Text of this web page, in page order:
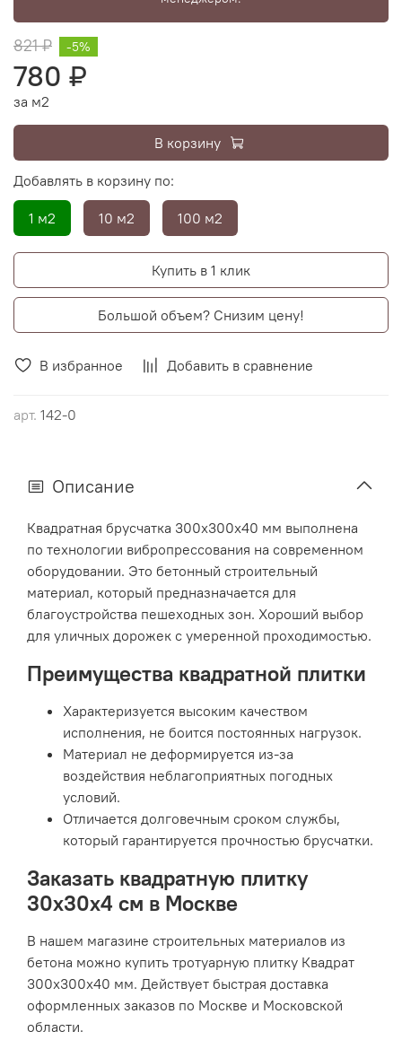
В избранное Добавить в сравнение
арт. 142-0
821 ₽
780 ₽
-5%
за м2
В корзину
Добавлять в корзину по:
1 м2 10 м2 100 м2
Купить в 1 клик
Большой объем? Снизим цену!
Описание
Квадратная брусчатка 300х300х40 мм выполнена
по технологии вибропрессования на современном
оборудовании. Это бетонный строительный
материал, который предназначается для
благоустройства пешеходных зон. Хороший выбор
для уличных дорожек с умеренной проходимостью.
Преимущества квадратной плитки
Характеризуется высоким качеством
исполнения, не боится постоянных нагрузок.
Материал не деформируется из-за
воздействия неблагоприятных погодных
условий.
Отличается долговечным сроком службы,
который гарантируется прочностью брусчатки.
Заказать квадратную плитку
30х30х4 см в Москве
В нашем магазине строительных материалов из
бетона можно купить тротуарную плитку Квадрат
300х300х40 мм. Действует быстрая доставка
оформленных заказов по Москве и Московской
области.